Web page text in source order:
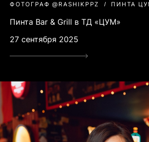
ФОТОГРАФ @RASHIKPPZ ПИНТА
Пинта Bar & Grill в ТД «ЦУМ»
27 сентября 2025